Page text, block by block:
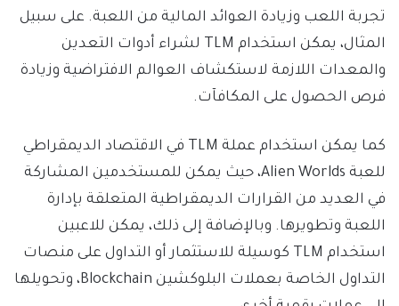
تجربة اللعب وزيادة العوائد المالية من اللعبة. على سبيل
المثال، يمكن استخدام TLM لشراء أدوات التعدين
والمعدات اللازمة لاستكشاف العوالم الافتراضية وزيادة
فرص الحصول على المكافآت.
كما يمكن استخدام عملة TLM في الاقتصاد الديمقراطي
للعبة Alien Worlds، حيث يمكن للمستخدمين المشاركة
في العديد من القرارات الديمقراطية المتعلقة بإدارة
اللعبة وتطويرها. وبالإضافة إلى ذلك، يمكن للاعبين
استخدام TLM كوسيلة للاستثمار أو التداول على منصات
التداول الخاصة بعملات البلوكشين Blockchain، وتحويلها